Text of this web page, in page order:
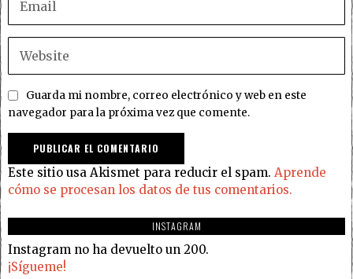
Guarda mi nombre, correo electrónico y web en este
navegador para la próxima vez que comente.
Este sitio usa Akismet para reducir el spam. Aprende
cómo se procesan los datos de tus comentarios.
INSTAGRAM
Instagram no ha devuelto un 200.
¡Sígueme!